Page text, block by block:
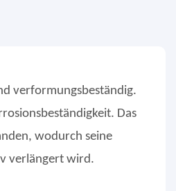
verformungsbeständig.
Das
wodurch seine
verlängert wird.